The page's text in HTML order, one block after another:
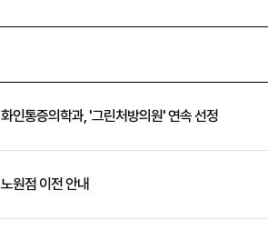
화인통증의학과, '그린처방의원' 연속 선정
노원점 이전 안내